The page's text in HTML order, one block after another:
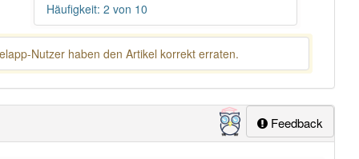
Häufigkeit: 2 von 10
Nutzer haben den Artikel korrekt erraten.
Feedback